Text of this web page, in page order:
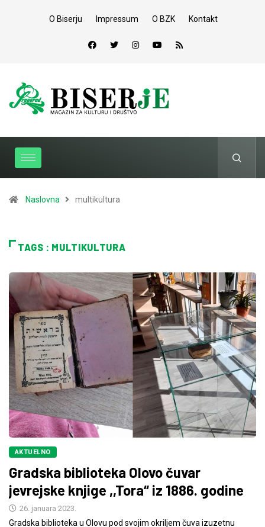
O Biserju Impressum O BZK Kontakt
Naslovna multikultura
TAGS : MULTIKULTURA
AKTUELNO
Gradska biblioteka Olovo čuvar
jevrejske knjige ,,Tora“ iz 1886. godine
26. januara 2023.
Gradska biblioteka u Olovu pod svojim okriljem čuva izuzetnu